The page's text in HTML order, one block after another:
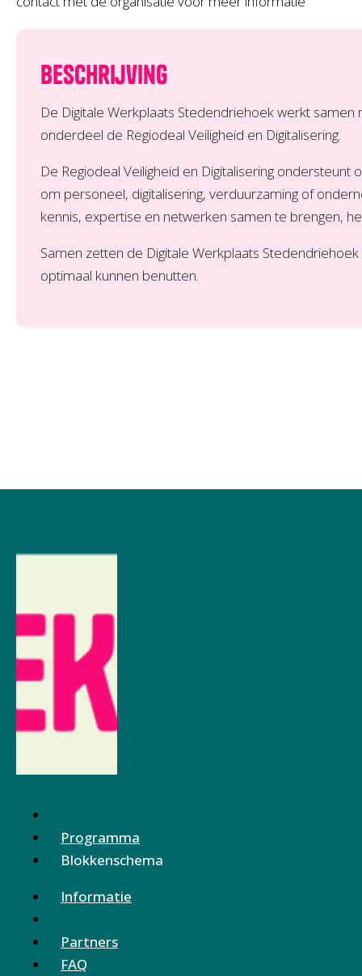
Beschrijving
De Digitale Werkplaats Stedendriehoek werkt
onderdeel de Regiodeal Veiligheid en Digitalisering.
De Regiodeal Veiligheid en Digitalisering
om personeel, digitalisering, verduurzaming of
kennis, expertise en netwerken samen te brengen,
Samen zetten de Digitale Werkplaats
optimaal kunnen benutten.
Programma
Blokkenschema
Informatie
Partners
FAQ